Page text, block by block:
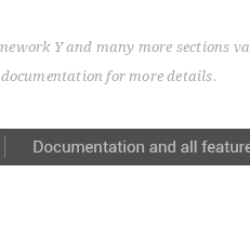
Y and many more sections
for more details.